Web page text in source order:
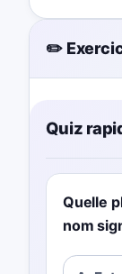
✏️
Quiz
Quelle
nom